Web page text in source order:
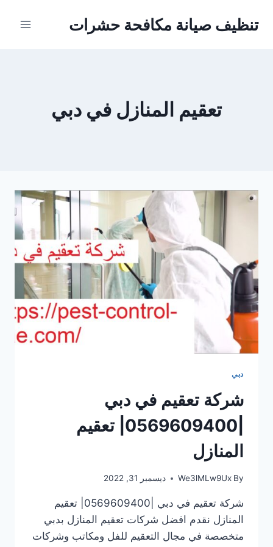
تنظيف صيانة مكافحة حشرات
تعقيم المنازل في دبي
دبي
شركة تعقيم في دبي
|0569609400| تعقيم
المنازل
By
We3lMLw9Ux ديسمبر 31, 2022
شركة تعقيم في دبي |0569609400| تعقيم
المنازل نقدم افضل شركات تعقيم المنازل بدبي
متخصصة في مجال التعقيم للفل ومكاتب وشركات